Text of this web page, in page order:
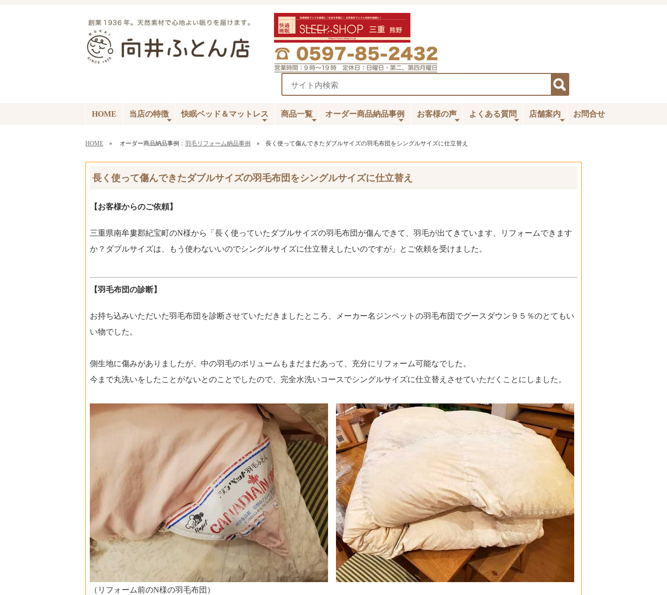
HOME 当店の特徴 快眠ベッド＆マットレス 商品一覧 オーダー商品納品事例 お客様の声 よくある質問 店舗案内 お問合せ
HOME » オーダー商品納品事例： 羽毛リフォーム納品事例 » 長く使って傷んできたダブルサイズの羽毛布団をシングルサイズに仕立替え
長く使って傷んできたダブルサイズの羽毛布団をシングルサイズに仕立替え
【お客様からのご依頼】
三重県南牟婁郡紀宝町のN様から「長く使っていたダブルサイズの羽毛布団が傷んできて、羽毛が出てきています、リフォームできます
か？ダブルサイズは、もう使わないいのでシングルサイズに仕立替えしたいのですが」とご依頼を受けました。
【羽毛布団の診断】
お持ち込みいただいた羽毛布団を診断させていただきましたところ、メーカー名ジンペットの羽毛布団でグースダウン９５％のとてもい
い物でした。
側生地に傷みがありましたが、中の羽毛のボリュームもまだまだあって、充分にリフォーム可能なでした。
今まで丸洗いをしたことがないとのことでしたので、完全水洗いコースでシングルサイズに仕立替えさせていただくことにしました。
（リフォーム前のN様の羽毛布団）